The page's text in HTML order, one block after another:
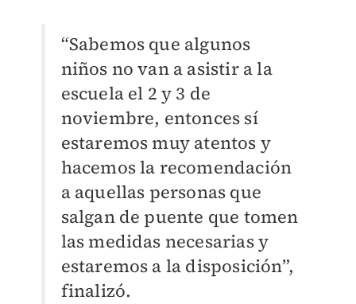
“Sabemos que algunos
niños no van a asistir a la
escuela el 2 y 3 de
noviembre, entonces sí
estaremos muy atentos y
hacemos la recomendación
a aquellas personas que
salgan de puente que tomen
las medidas necesarias y
estaremos a la disposición”,
finalizó.